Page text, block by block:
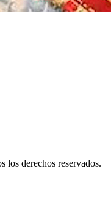
los derechos reservados.